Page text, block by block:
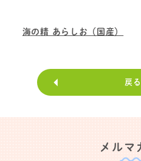
海の精 あらしお（国産）
戻る
メルマ